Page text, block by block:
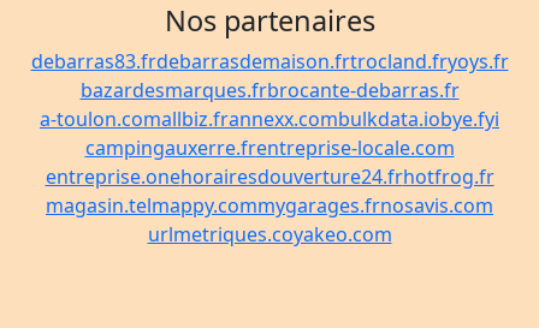
Nos partenaires
debarras83.frdebarrasdemaison.frtrocland.fryoys.fr
bazardesmarques.frbrocante-debarras.fr
a-toulon.comallbiz.frannexx.combulkdata.iobye.fyi
campingauxerre.frentreprise-locale.com
entreprise.onehorairesdouverture24.frhotfrog.fr
magasin.telmappy.commygarages.frnosavis.com
urlmetriques.coyakeo.com